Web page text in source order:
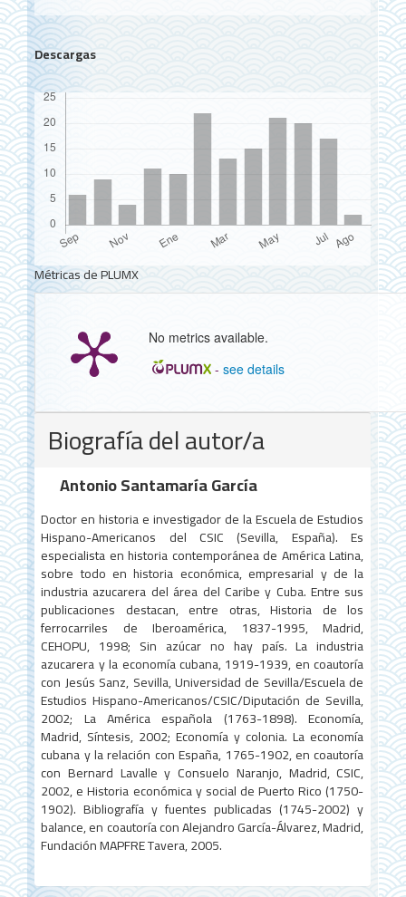
Descargas
Métricas de PLUMX
No metrics available.
-see details
Detalles
del
artículo
Biografía del autor/a
Antonio Santamaría García
Doctor en historia e investigador de la Escuela de Estudios
Hispano-Americanos del CSIC (Sevilla, España). Es
especialista en historia contemporánea de América Latina,
sobre todo en historia económica, empresarial y de la
industria azucarera del área del Caribe y Cuba. Entre sus
publicaciones destacan, entre otras, Historia de los
ferrocarriles de Iberoamérica, 1837-1995, Madrid,
CEHOPU, 1998; Sin azúcar no hay país. La industria
azucarera y la economía cubana, 1919-1939, en coautoría
con Jesús Sanz, Sevilla, Universidad de Sevilla/Escuela de
Estudios Hispano-Americanos/CSIC/Diputación de Sevilla,
2002; La América española (1763-1898). Economía,
Madrid, Síntesis, 2002; Economía y colonia. La economía
cubana y la relación con España, 1765-1902, en coautoría
con Bernard Lavalle y Consuelo Naranjo, Madrid, CSIC,
2002, e Historia económica y social de Puerto Rico (1750-
1902). Bibliografía y fuentes publicadas (1745-2002) y
balance, en coautoría con Alejandro García-Álvarez, Madrid,
Fundación MAPFRE Tavera, 2005.